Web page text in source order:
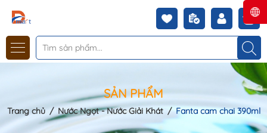
SẢN PHẨM
Trang chủ / Nước Ngọt - Nước Giải Khát / Fanta cam chai 390ml